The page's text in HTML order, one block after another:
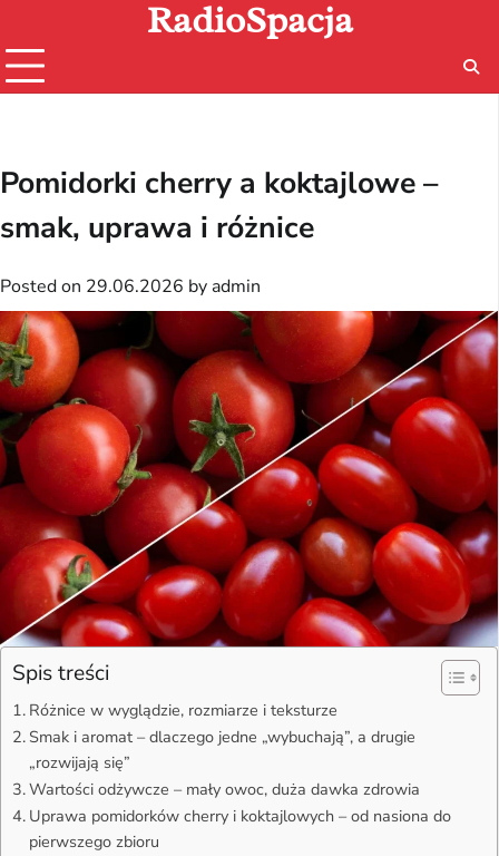
content
RadioSpacja
Pomidorki cherry a koktajlowe –
smak, uprawa i różnice
Posted on 29.06.2026 by admin
Spis treści
Różnice w wyglądzie, rozmiarze i teksturze
Smak i aromat – dlaczego jedne „wybuchają”, a drugie
„rozwijają się”
Wartości odżywcze – mały owoc, duża dawka zdrowia
Uprawa pomidorków cherry i koktajlowych – od nasiona do
pierwszego zbioru